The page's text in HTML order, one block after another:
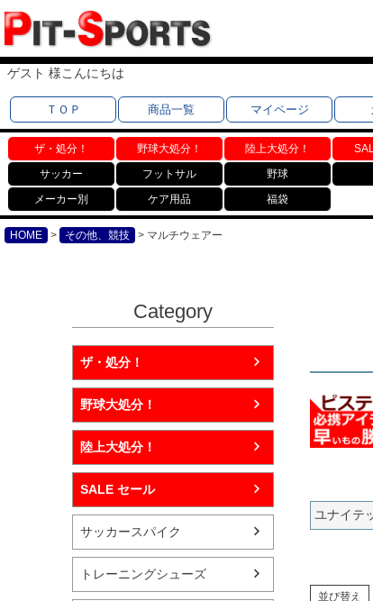
ゲスト 様こんにちは
ＴＯＰ 商品一覧 マイページ
ザ・処分！ 野球大処分！ 陸上大処分！
サッカー
フットサル 野球
メーカー別
ケア用品 福袋
HOME その他、競技 マルチウェアー
Category
ザ・処分！
野球大処分！
陸上大処分！
SALE セール
サッカースパイク
トレーニングシューズ
ユナイテ
並び替え